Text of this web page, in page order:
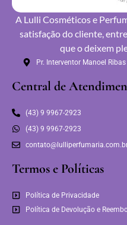
A Lulli Cosméticos e
satisfação do cliente,
que o deixem
Pr. Interventor Manoel
Central de
(43) 9 9967-2923
(43) 9 9967-2923
Termos e Políticas
Política de Privacidade
Política de Devolução e